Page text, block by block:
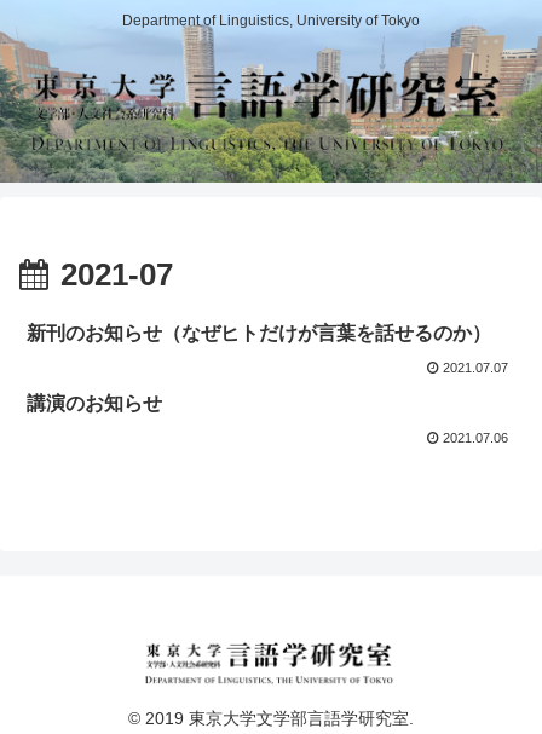
Department of Linguistics, University of Tokyo
2021-07
新刊のお知らせ（なぜヒトだけが言葉を話せるのか）
2021.07.07
講演のお知らせ
2021.07.06
© 2019 東京大学文学部言語学研究室.